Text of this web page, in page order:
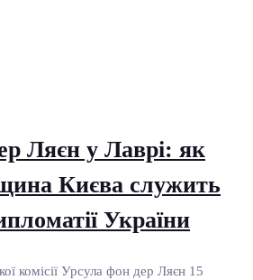
Ляєн у Лаврі: як
Києва служить
України
комісії Урсула фон дер Ляєн 15